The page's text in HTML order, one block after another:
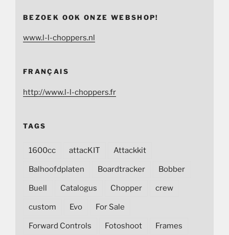
BEZOEK OOK ONZE WEBSHOP!
www.l-l-choppers.nl
FRANÇAIS
http://www.l-l-choppers.fr
TAGS
1600cc attacKIT Attackkit
Balhoofdplaten Boardtracker Bobber
Buell Catalogus Chopper crew
custom Evo For Sale
Forward Controls Fotoshoot Frames